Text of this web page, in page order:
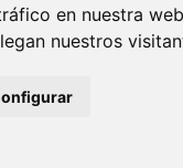
en nuestra
nuestros